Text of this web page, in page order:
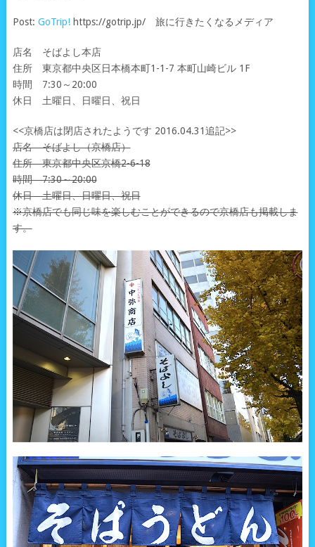
Post: GoTrip!https://gotrip.jp/ 旅に行きたくなるメディア
店名 そばよし本店
住所 東京都中央区日本橋本町1-1-7 本町山崎ビル 1F
時間 7:30～20:00
休日 土曜日、日曜日、祝日
<<京橋店は閉店されたようです 2016.04.31追記>>
店名 そばよし（京橋店）
住所 東京都中央区京橋2-6-18
時間 7:30～20:00
休日 土曜日、日曜日、祝日
※京橋店でも同じ味を楽しむことができるので京橋店も掲載しま
す。